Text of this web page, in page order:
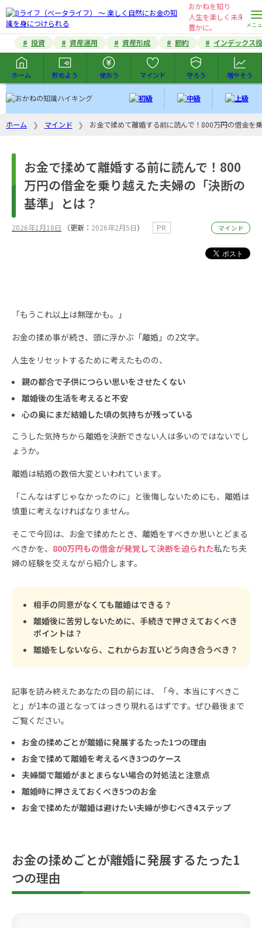
おかねを知り
人生を楽しく未来を
豊かに。
投資
資産運用 資産形成 節約 インデックス
ホーム 貯めよう 使おう マインド 守ろう 増やそう
ホーム マインド お金で揉めて離婚する前に読んで！800万円の借金を
お金で揉めて離婚する前に読んで！800
万円の借金を乗り越えた夫婦の「決断の
基準」とは？
2026年1月18日 （更新： 2026年2月5日） PR マインド
「もうこれ以上は無理かも。」
お金の揉め事が続き、頭に浮かぶ「離婚」の2文字。
人生をリセットするために考えたものの、
親の都合で子供につらい思いをさせたくない
離婚後の生活を考えると不安
心の奥にまだ結婚した頃の気持ちが残っている
こうした気持ちから離婚を決断できない人は多いのではないでし
ょうか。
離婚は結婚の数倍大変といわれています。
「こんなはずじゃなかったのに」と後悔しないためにも、離婚は
慎重に考えなければなりません。
そこで今回は、お金で揉めたとき、離婚をすべきか思いとどまる
べきかを、 800万円もの借金が発覚して決断を迫られた私たち夫
婦の経験を交えながら紹介します。
相手の同意がなくても離婚はできる？
離婚後に苦労しないために、手続きで押さえておくべき
ポイントは？
離婚をしないなら、これからお互いどう向き合うべき？
記事を読み終えたあなたの目の前には、「今、本当にすべきこ
と」が1本の道となってはっきり現れるはずです。ぜひ最後まで
ご覧ください。
お金の揉めごとが離婚に発展するたった1つの理由
お金で揉めて離婚を考えるべき3つのケース
夫婦間で離婚がまとまらない場合の対処法と注意点
離婚時に押さえておくべき5つのお金
お金で揉めたが離婚は避けたい夫婦が歩むべき4ステップ
お金の揉めごとが離婚に発展するたった1
つの理由